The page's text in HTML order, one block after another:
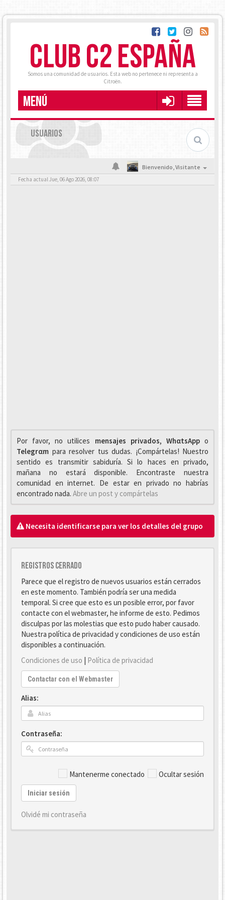
CLUB C2 ESPAÑA
Somos una comunidad de usuarios. Esta web no pertenece ni representa a
Citroën.
MENÚ
USUARIOS
Bienvenido,Visitante
Fecha actual Jue, 06 Ago 2026, 08:07
Por favor, no utilices mensajes privados, WhαtsAppo
Telegrαm para resolver tus dudas. ¡Compártelas! Nuestro
sentido es transmitir sabiduría. Si lo haces en privado,
mañana no estará disponible. Encontraste nuestra
comunidad en internet. De estar en privado no habrías
encontrado nada. Abre un post y compártelas
Necesita identificarse para ver los detalles del grupo
Registros cerrado
Parece que el registro de nuevos usuarios están cerrados
en este momento. También podría ser una medida
temporal. Si cree que esto es un posible error, por favor
contacte con el webmaster, he informe de esto. Pedimos
disculpas por las molestias que esto pudo haber causado.
Nuestra política de privacidad y condiciones de uso están
disponibles a continuación.
Condiciones de uso | Política de privacidad
Contactar con el Webmaster
Alias:
Contraseña:
Mantenerme conectado Ocultar sesión
Iniciar sesión
Olvidé mi contraseña